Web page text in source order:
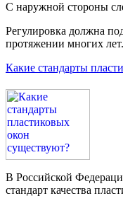
С наружной стороны
Регулировка должна
протяжении многих лет.
Какие стандарты
В Российской
стандарт качества